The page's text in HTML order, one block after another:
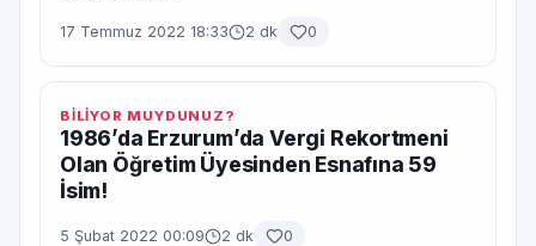
17 Temmuz 2022 18:33 2 dk 0
BİLİYOR MUYDUNUZ?
1986’da Erzurum’da Vergi Rekortmeni
Olan Öğretim Üyesinden Esnafına 59
İsim!
5 Şubat 2022 00:09 2 dk 0